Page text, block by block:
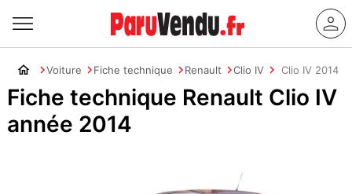
Voiture Fiche technique Renault Clio IV Clio IV 2014
Fiche technique Renault Clio IV
année 2014